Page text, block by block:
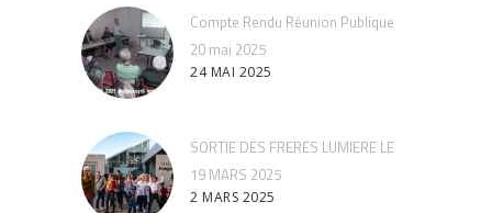
Compte Rendu Réunion Publique
20 mai 2025
24 MAI 2025
SORTIE DES FRERES LUMIERE LE
19 MARS 2025
2 MARS 2025